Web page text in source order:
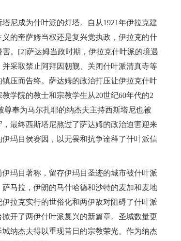
尼成为什叶派的灯塔。自从1921年伊拉克建
的奎萨姆当权还是复兴党执政，伊拉克的什
。[2]萨达姆当政时期，伊拉克什叶派的境遇
采取禁止阿拜因朝觐、关闭什叶派清真寺等
压而告终。萨达姆的政治打压让伊拉克什叶
学院的教士和宗教学生从20世纪60年代的2
奉为马尔扎耶的纳杰夫主持西斯塔尼也被
最终西斯塔尼熬过了萨达姆的政治迫害迎来
玛目侯赛因，以无畏和抗争诠释了什叶派信
玛目著称，留存伊玛目圣迹的城市被什叶派
马拉，伊朗的马什哈德和沙特的麦加和麦地
拉克实行的世俗化和两伊敌对阻碍了什叶派
开了两伊什叶派复兴的新篇章。圣城数量更
纳杰夫得以重现昔日的宗教荣光。作为纳杰